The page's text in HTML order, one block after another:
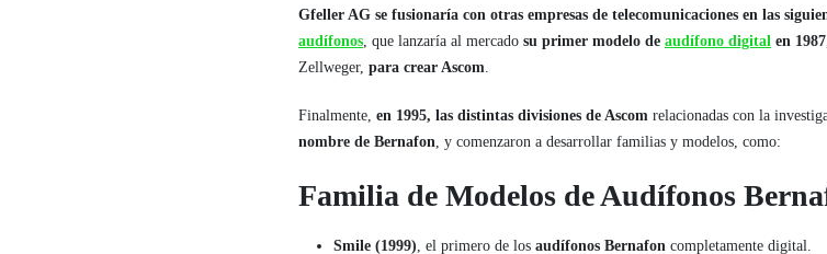
Gfeller AG se fusionaría con otras empresas de telecomunicaciones en las
audífonos, que lanzaría al mercado su primer modelo de audífono digital en 1987
Zellweger, para crear Ascom.
Finalmente, en 1995, las distintas divisiones de Ascom relacionadas con la
nombre de Bernafon, y comenzaron a desarrollar familias y modelos, como:
Familia de Modelos de Audífonos
Smile (1999), el primero de los audífonos Bernafon completamente digital.